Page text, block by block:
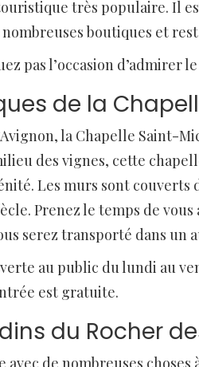
très populaire. Il
boutiques et
pas l’occasion d’admirer
de la
la Chapelle Saint-
des vignes, cette
Les murs sont couverts
Prenez le temps de
serez transporté dans un
au public du lundi au
est gratuite.
du Rocher
de nombreuses choses